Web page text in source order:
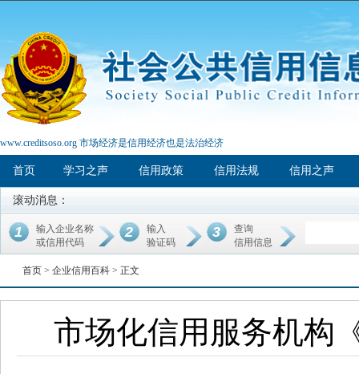
www.creditsoso.org 市场经济是信用经济也是法治经济
首页 学习之声 信用政策 信用法规 信用之声
滚动消息：
1
输入企业名称
或信用代码
2
输入
验证码
3
查询
信用信息
首页 > 企业信用百科 > 正文
市场化信用服务机构